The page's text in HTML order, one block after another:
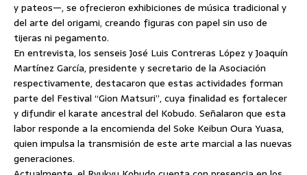
y pateos—, se ofrecieron exhibiciones de música tradicional y
del arte del origami, creando figuras con papel sin uso de
tijeras ni pegamento.
En entrevista, los senseis José Luis Contreras López y Joaquín
Martínez García, presidente y secretario de la Asociación
respectivamente, destacaron que estas actividades forman
parte del Festival “Gion Matsuri”, cuya finalidad es fortalecer
y difundir el karate ancestral del Kobudo. Señalaron que esta
labor responde a la encomienda del Soke Keibun Oura Yuasa,
quien impulsa la transmisión de este arte marcial a las nuevas
generaciones.